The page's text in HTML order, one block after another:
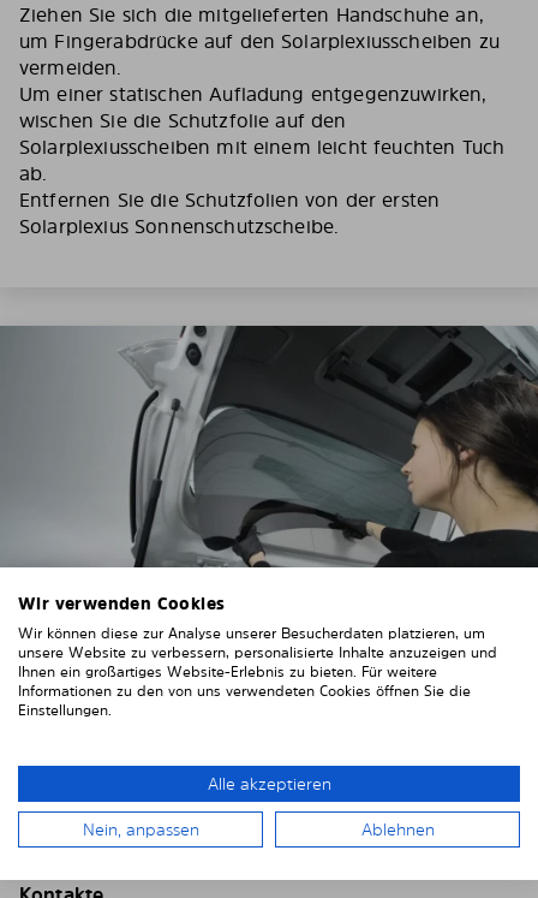
Ziehen Sie sich die mitgelieferten Handschuhe an,
um Fingerabdrücke auf den Solarplexiusscheiben zu
vermeiden.
Um einer statischen Aufladung entgegenzuwirken,
wischen Sie die Schutzfolie auf den
Solarplexiusscheiben mit einem leicht feuchten Tuch
ab.
Entfernen Sie die Schutzfolien von der ersten
Solarplexius Sonnenschutzscheibe.
4. Platzieren Sie den Sonnenschutz
vor Ihren Fahrzeugscheiben.
Setzen Sie die Scheiben dazuhinter der
Fahrzeugverkleidungein.
Wir verwenden Cookies
Wir können diese zur Analyse unserer Besucherdaten platzieren, um
unsere Website zu verbessern, personalisierte Inhalte anzuzeigen und
Ihnen ein großartiges Website-Erlebnis zu bieten. Für weitere
Informationen zu den von uns verwendeten Cookies öffnen Sie die
Einstellungen.
Alle akzeptieren
Nein, anpassen Ablehnen